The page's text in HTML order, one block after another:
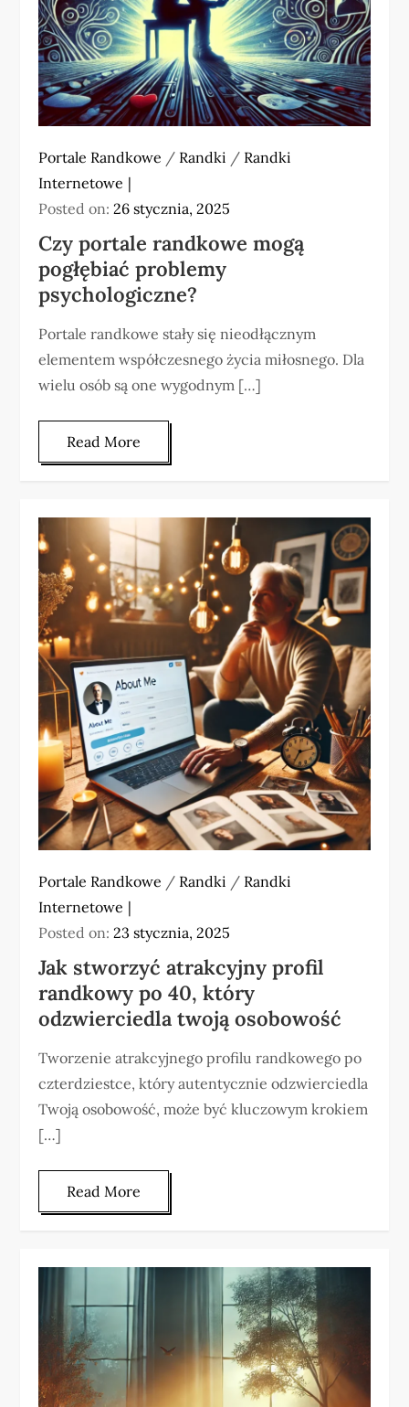
Portale Randkowe / Randki / Randki
Internetowe
Posted on:26 stycznia, 2025
Czy portale randkowe mogą
pogłębiać problemy
psychologiczne?
Portale randkowe stały się nieodłącznym
elementem współczesnego życia miłosnego. Dla
wielu osób są one wygodnym […]
Read More
Portale Randkowe / Randki / Randki
Internetowe
Posted on:23 stycznia, 2025
Jak stworzyć atrakcyjny profil
randkowy po 40, który
odzwierciedla twoją osobowość
Tworzenie atrakcyjnego profilu randkowego po
czterdziestce, który autentycznie odzwierciedla
Twoją osobowość, może być kluczowym krokiem
[…]
Read More